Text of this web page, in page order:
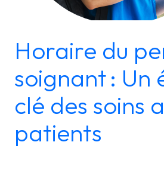
LGI RÉORIENTATION
LGI ASSIGNATIONS
LGI FINANCES (GRF)
LGI
LGI DOCUMENTATION
ÉLECTRONIQUE (GDE)
ÉTUDES DE CAS
BROCHURES PRODUITS
WEBINAIRE(S) À VENIR
WEBINAIRES
INFOLETTRE
En
Horaire du
soignant : Un
clé des soins
patients